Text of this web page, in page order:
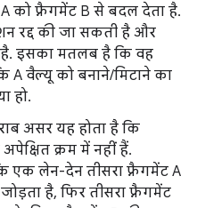
को फ़्रैगमेंट B से बदल देता है.
रद्द की जा सकती है और
है. इसका मतलब है कि वह
A वैल्यू को बनाने/मिटाने का
हो.
असर यह होता है कि
अपेक्षित क्रम में नहीं हैं.
एक लेन-देन तीसरा फ़्रैगमेंट A
है, फिर तीसरा फ़्रैगमेंट